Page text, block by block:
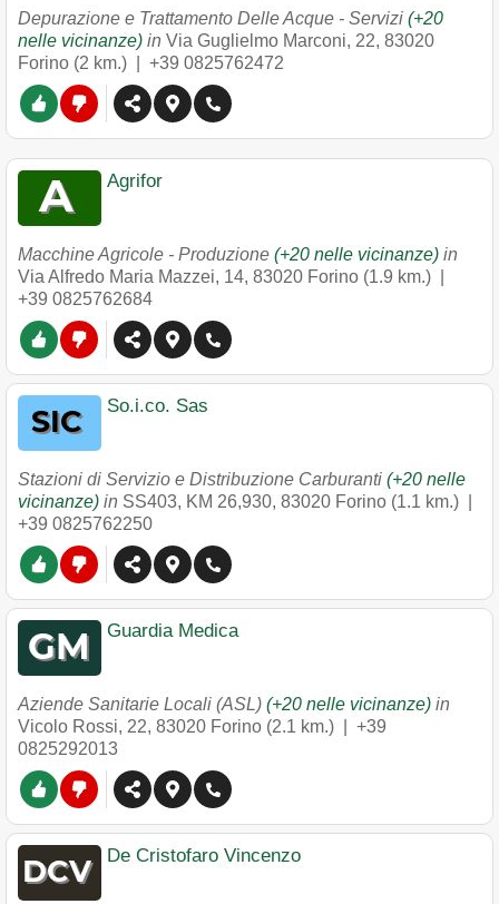
Depurazione e Trattamento Delle Acque - Servizi (+20
nelle vicinanze) in Via Guglielmo Marconi, 22, 83020
Forino (2 km.) | +39 0825762472
Agrifor
Macchine Agricole - Produzione (+20 nelle vicinanze) in
Via Alfredo Maria Mazzei, 14, 83020 Forino (1.9 km.) |
+39 0825762684
So.i.co. Sas
Stazioni di Servizio e Distribuzione Carburanti (+20 nelle
vicinanze) in SS403, KM 26,930, 83020 Forino (1.1 km.) |
+39 0825762250
Guardia Medica
Aziende Sanitarie Locali (ASL) (+20 nelle vicinanze) in
Vicolo Rossi, 22, 83020 Forino (2.1 km.) | +39
0825292013
De Cristofaro Vincenzo